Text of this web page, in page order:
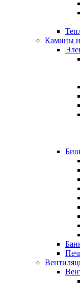
Камины